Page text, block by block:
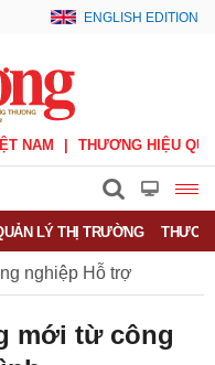
ENGLISH EDITION
NAM THƯƠNG HIỆU
LÝ THỊ TRƯỜNG
nghiệp Hỗ trợ
mới từ công